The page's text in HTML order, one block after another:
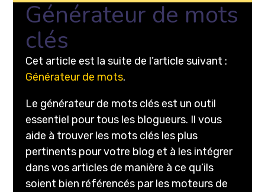
Générateur de mots
clés
Cet article est la suite de l’article suivant :
Générateur de mots.
Le générateur de mots clés est un outil
essentiel pour tous les blogueurs. Il vous
aide à trouver les mots clés les plus
pertinents pour votre blog et à les intégrer
dans vos articles de manière à ce qu’ils
soient bien référencés par les moteurs de